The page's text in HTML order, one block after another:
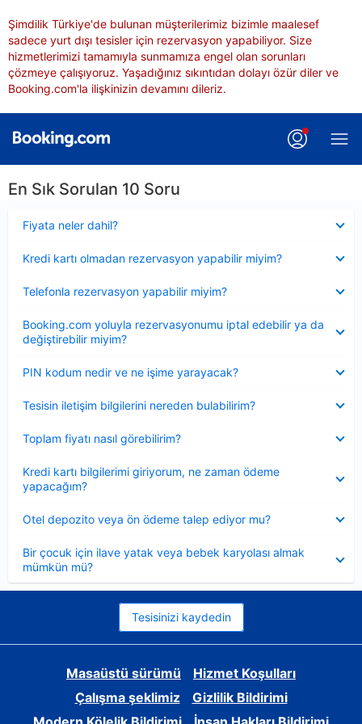
Şimdilik Türkiye'de bulunan müşterilerimiz bizimle maalesef
sadece yurt dışı tesisler için rezervasyon yapabiliyor. Size
hizmetlerimizi tamamıyla sunmamıza engel olan sorunları
çözmeye çalışıyoruz. Yaşadığınız sıkıntıdan dolayı özür diler ve
Booking.com'la ilişkinizin devamını dileriz.
En Sık Sorulan 10 Soru
Fiyata neler dahil?
Kredi kartı olmadan rezervasyon yapabilir miyim?
Telefonla rezervasyon yapabilir miyim?
Booking.com yoluyla rezervasyonumu iptal edebilir ya da
değiştirebilir miyim?
PIN kodum nedir ve ne işime yarayacak?
Tesisin iletişim bilgilerini nereden bulabilirim?
Toplam fiyatı nasıl görebilirim?
Kredi kartı bilgilerimi giriyorum, ne zaman ödeme
yapacağım?
Otel depozito veya ön ödeme talep ediyor mu?
Bir çocuk için ilave yatak veya bebek karyolası almak
mümkün mü?
Tesisinizi kaydedin
Masaüstü sürümü
Hizmet Koşulları
Çalışma şeklimiz
Gizlilik Bildirimi